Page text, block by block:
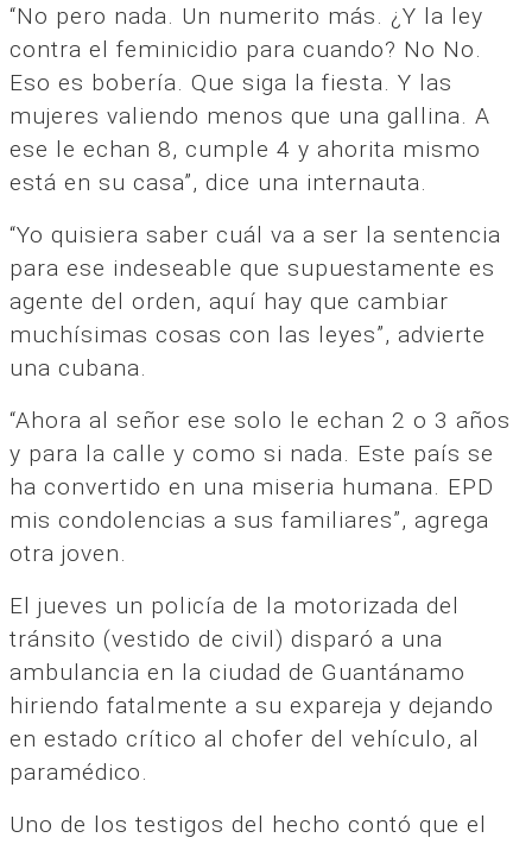
“No pero nada. Un numerito más. ¿Y la ley
contra el feminicidio para cuando? No No.
Eso es bobería. Que siga la fiesta. Y las
mujeres valiendo menos que una gallina. A
ese le echan 8, cumple 4 y ahorita mismo
está en su casa”, dice una internauta.
“Yo quisiera saber cuál va a ser la sentencia
para ese indeseable que supuestamente es
agente del orden, aquí hay que cambiar
muchísimas cosas con las leyes”, advierte
una cubana.
“Ahora al señor ese solo le echan 2 o 3 años
y para la calle y como si nada. Este país se
ha convertido en una miseria humana. EPD
mis condolencias a sus familiares”, agrega
otra joven.
El jueves un policía de la motorizada del
tránsito (vestido de civil) disparó a una
ambulancia en la ciudad de Guantánamo
hiriendo fatalmente a su expareja y dejando
en estado crítico al chofer del vehículo, al
paramédico.
Uno de los testigos del hecho contó que el